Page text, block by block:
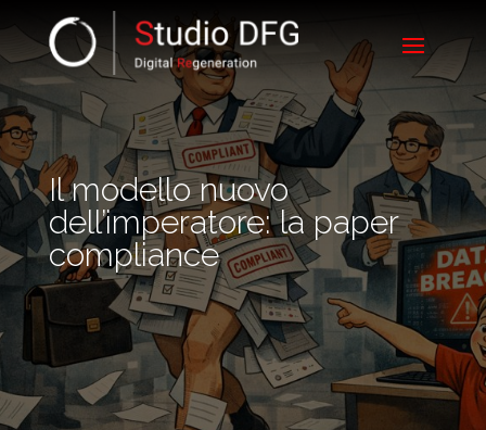
Il modello nuovo
dell’imperatore: la paper
compliance